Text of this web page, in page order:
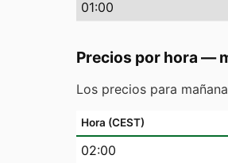
01:00
Precios por hora —
Los precios para
Hora (CEST)
02:00